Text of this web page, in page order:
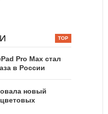
Pro Max стал
в России
новый